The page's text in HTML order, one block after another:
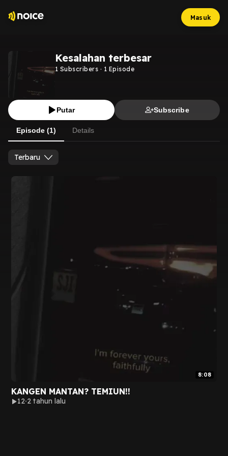
Masuk
Kesalahan terbesar
1 Subscribers · 1 Episode
Putar Subscribe
Episode (1) Details
Terbaru
8:08
KANGEN MANTAN? TEMIUN!!
12 2 tahun lalu